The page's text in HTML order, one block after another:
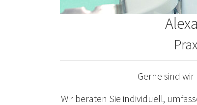
Gerne sind
Wir beraten Sie individuell,